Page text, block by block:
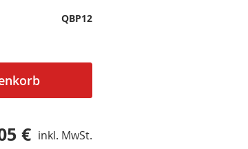
€ inkl. MwSt.
QBP12